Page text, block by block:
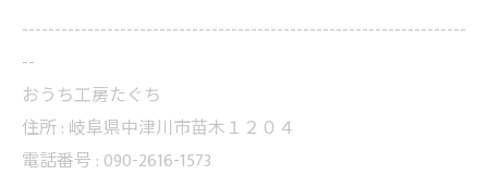
--------------------------------------------------------------------
--
おうち工房たぐち
住所 : 岐阜県中津川市苗木１２０４
電話番号 : 090-2616-1573